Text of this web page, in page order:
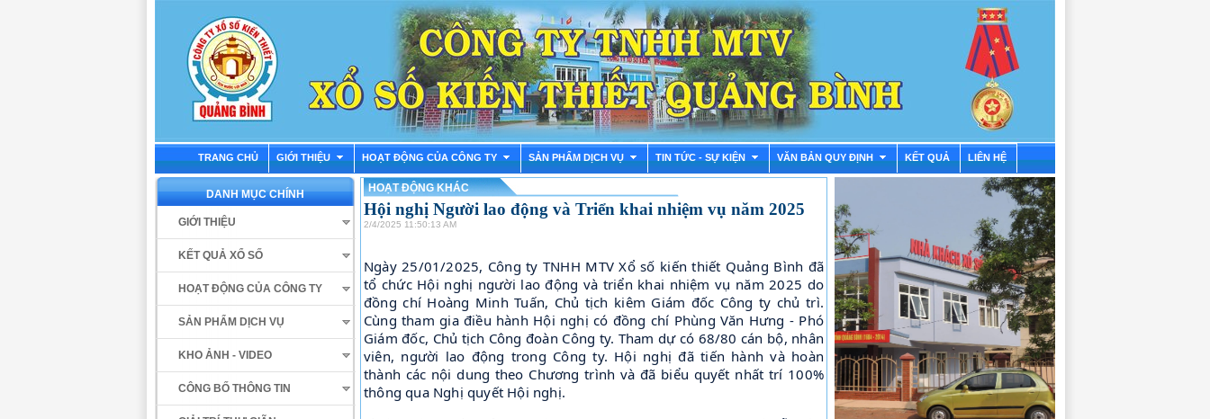
TRANG CHỦ GIỚI THIỆU HOẠT ĐỘNG CỦA CÔNG TY SẢN PHẨM DỊCH VỤ TIN TỨC - SỰ KIỆN VĂN BẢN QUY ĐỊNH KẾT QUẢ LIÊN HỆ
DANH MỤC CHÍNH
GIỚI THIỆU
KẾT QUẢ XỔ SỐ
HOẠT ĐỘNG CỦA CÔNG TY
SẢN PHẨM DỊCH VỤ
KHO ẢNH - VIDEO
CÔNG BỐ THÔNG TIN
HOẠT ĐỘNG KHÁC
Hội nghị Người lao động và Triển khai nhiệm vụ năm 2025
2/4/2025 11:50:13 AM
Ngày 25/01/2025, Công ty TNHH MTV Xổ số kiến thiết Quảng Bình đã
tổ chức Hội nghị người lao động và triển khai nhiệm vụ năm 2025 do
đồng chí Hoàng Minh Tuấn, Chủ tịch kiêm Giám đốc Công ty chủ trì.
Cùng tham gia điều hành Hội nghị có đồng chí Phùng Văn Hưng - Phó
Giám đốc, Chủ tịch Công đoàn Công ty. Tham dự có 68/80 cán bộ, nhân
viên, người lao động trong Công ty. Hội nghị đã tiến hành và hoàn
thành các nội dung theo Chương trình và đã biểu quyết nhất trí 100%
thông qua Nghị quyết Hội nghị.